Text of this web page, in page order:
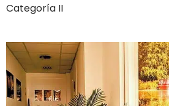
Categoría II